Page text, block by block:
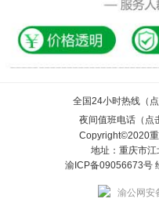
全国24小时热线（
夜间值班电话（点
Copyright©2020重
地址：重庆市
渝ICP备09056673号
渝公网安